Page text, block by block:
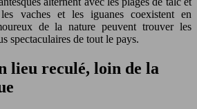
vaches et les iguanes coexistent en
de la nature peuvent trouver les
spectaculaires de tout le pays.
lieu reculé, loin de la